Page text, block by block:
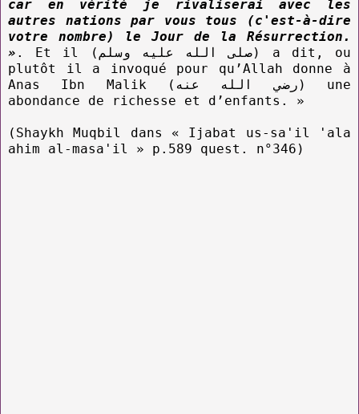
car en vérité je rivaliserai avec les
autres nations par vous tous (c'est-à-dire
votre nombre) le Jour de la Résurrection.
» . Et il (صلى الله عليه وسلم) a dit, ou
plutôt il a invoqué pour qu’Allah donne à
Anas Ibn Malik (رضي الله عنه) une
abondance de richesse et d’enfants. »
(Shaykh Muqbil dans « Ijabat us-sa'il 'ala
ahim al-masa'il » p.589 quest. n°346)